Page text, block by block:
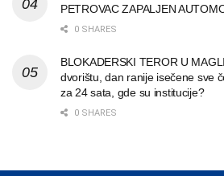
PETROVAC ZAPALJEN
0 SHARES
BLOKADERSKI TEROR U
dvorištu, dan ranije isečene sve
za 24 sata, gde su institucije?
0 SHARES